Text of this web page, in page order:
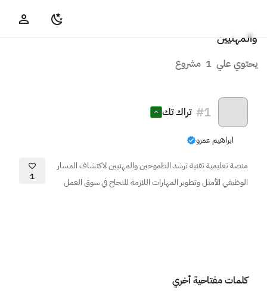
والمهنيين
يحتوي علي 1 مشروع
#1 تراك تك
ابراهيم عمرو
منصة تعليمية تقنية ترشد الطموحين والمهنيين لاكتشاف المسار
الوظيفي الأمثل وتطوير المهارات اللازمة للنجاح في سوق العمل
1
كلمات مفتاحية أخري